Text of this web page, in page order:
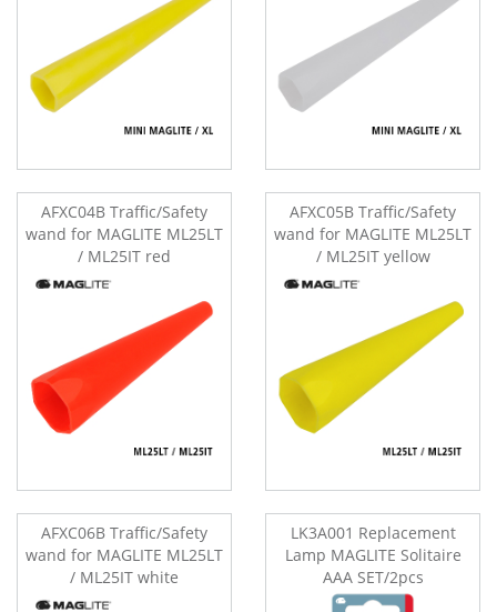
AFXC04B Traffic/Safety
wand for MAGLITE ML25LT
/ ML25IT red
AFXC05B Traffic/Safety
wand for MAGLITE ML25LT
/ ML25IT yellow
AFXC06B Traffic/Safety
wand for MAGLITE ML25LT
/ ML25IT white
LK3A001 Replacement
Lamp MAGLITE Solitaire
AAA SET/2pcs